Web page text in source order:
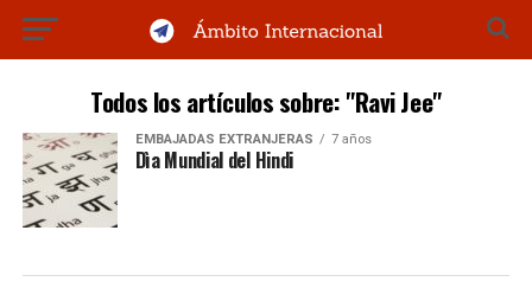
Todos los artículos sobre: "Ravi Jee"
EMBAJADAS EXTRANJERAS 7 años
Dìa Mundial del Hindi